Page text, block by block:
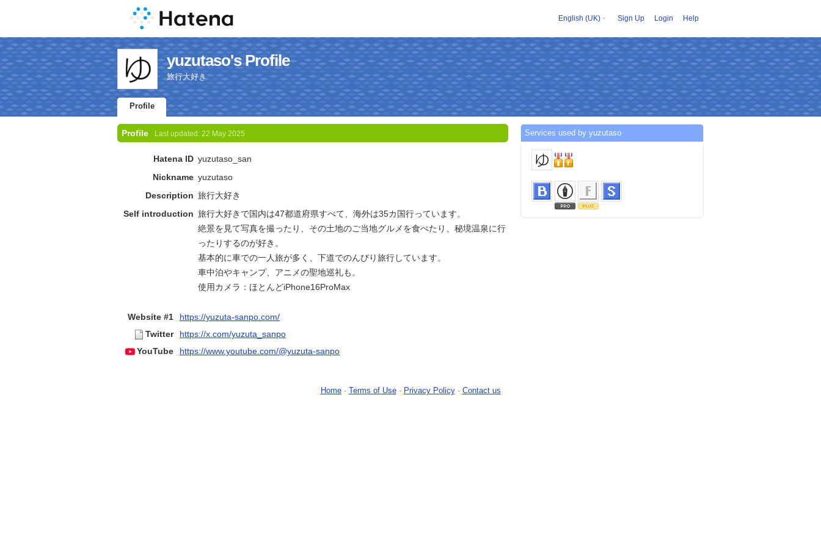
English (UK) Sign Up Login Help
yuzutaso's Profile
旅行大好き
Profile
Profile Last updated: 22 May 2025
Hatena ID yuzutaso_san
Nickname yuzutaso
Description 旅行大好き
Self introduction 旅行大好きで国内は47都道府県すべて、海外は35カ国行っています。
絶景を見て写真を撮ったり、その土地のご当地グルメを食べたり、秘境温泉に行
ったりするのが好き。
基本的に車での一人旅が多く、下道でのんびり旅行しています。
車中泊やキャンプ、アニメの聖地巡礼も。
使用カメラ：ほとんどiPhone16ProMax
Website #1
https://yuzuta-sanpo.com/
Twitter
https://x.com/yuzuta_sanpo
YouTube
https://www.youtube.com/@yuzuta-sanpo
Services used by yuzutaso
Home- Terms of Use- Privacy Policy- Contact us